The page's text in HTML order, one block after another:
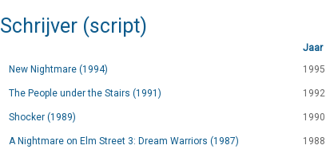
Schrijver (script)
Jaar
New Nightmare (1994)
1995
The People under the Stairs (1991) 1992
Shocker (1989) 1990
A Nightmare on Elm Street 3: Dream Warriors (1987) 1988